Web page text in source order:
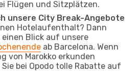
Flügen und Sitzplätzen.
unsere City Break-Angebote
Hotelaufenthalt? Dann
Blick auf unsere
ab Barcelona. Wenn
von Marokko erkunden
bei Opodo tolle Rabatte auf